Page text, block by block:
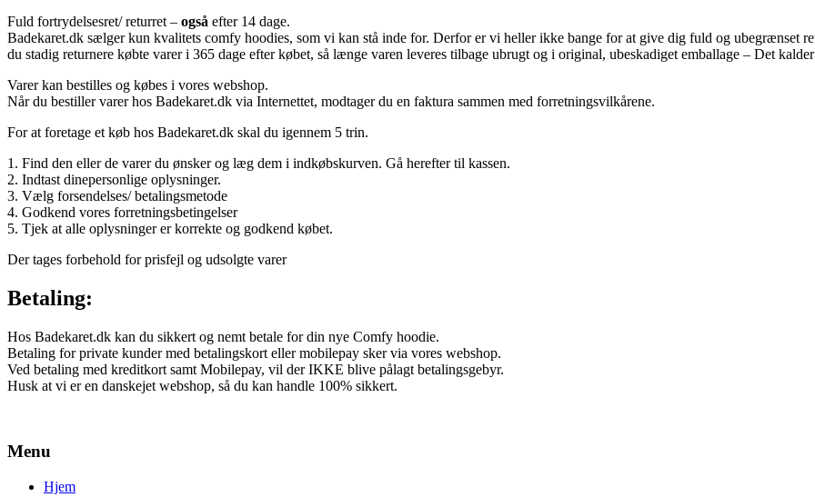
Fuld fortrydelsesret/ returret – også efter 14 dage.
Badekaret.dk sælger kun kvalitets comfy hoodies, som vi kan stå inde for. Derfor er vi heller ikke bange for at give dig fuld og ubegrænset
du stadig returnere købte varer i 365 dage efter købet, så længe varen leveres tilbage ubrugt og i original, ubeskadiget emballage – Det
Varer kan bestilles og købes i vores webshop.
Når du bestiller varer hos Badekaret.dk via Internettet, modtager du en faktura sammen med forretningsvilkårene.
For at foretage et køb hos Badekaret.dk skal du igennem 5 trin.
1. Find den eller de varer du ønsker og læg dem i indkøbskurven. Gå herefter til kassen.
2. Indtast dinepersonlige oplysninger.
3. Vælg forsendelses/ betalingsmetode
4. Godkend vores forretningsbetingelser
5. Tjek at alle oplysninger er korrekte og godkend købet.
Der tages forbehold for prisfejl og udsolgte varer
Betaling:
Hos Badekaret.dk kan du sikkert og nemt betale for din nye Comfy hoodie.
Betaling for private kunder med betalingskort eller mobilepay sker via vores webshop.
Ved betaling med kreditkort samt Mobilepay, vil der IKKE blive pålagt betalingsgebyr.
Husk at vi er en danskejet webshop, så du kan handle 100% sikkert.
Menu
Hjem